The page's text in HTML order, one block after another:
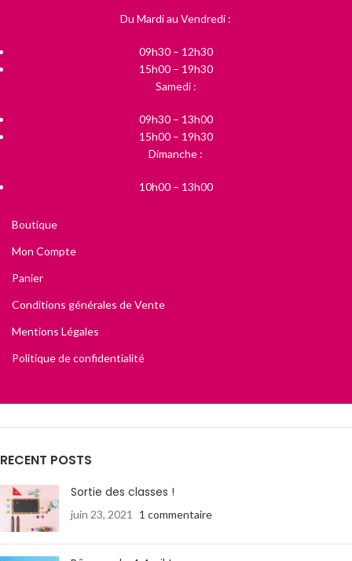
Du Mardi au Vendredi :
09h30 – 12h30
15h00 – 19h30
Samedi :
09h30 – 13h00
15h00 – 19h30
Dimanche :
10h00 – 13h00
Boutique
Mon Compte
Panier
Conditions générales de Vente
Mentions Légales
Politique de confidentialité
RECENT POSTS
Sortie des classes !
juin 23, 2021 1 commentaire